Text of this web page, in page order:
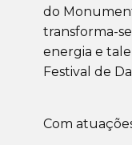
do
transforma-
energia e
Festival de
Com